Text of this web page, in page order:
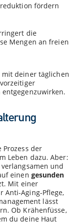
fördern
die
Mengen an freien
mit deiner täglichen
der
Leben dazu. Aber:
und
einen gesunden
Mit einer
Anti-Aging-Pflege,
lässt
Ob Krähenfüsse,
du deine Haut